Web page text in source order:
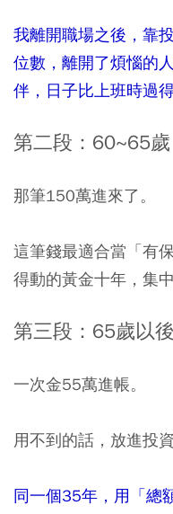
我離開職場之後，靠
位數，離開了煩惱的
伴，日子比上班時過得
第二段：60~65歲
那筆150萬進來了。
這筆錢最適合當「有
得動的黃金十年，集中
第三段：65歲以
一次金55萬進帳。
用不到的話，放進投
同一個35年，用「總